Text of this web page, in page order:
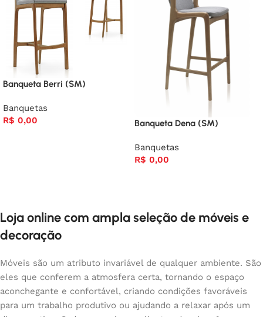
Banqueta Berri (SM)
Banquetas
R$ 0,00 Banqueta Dena (SM)
Banquetas
R$ 0,00
Loja online com ampla seleção de móveis e
decoração
Móveis são um atributo invariável de qualquer ambiente. São
eles que conferem a atmosfera certa, tornando o espaço
aconchegante e confortável, criando condições favoráveis
para um trabalho produtivo ou ajudando a relaxar após um